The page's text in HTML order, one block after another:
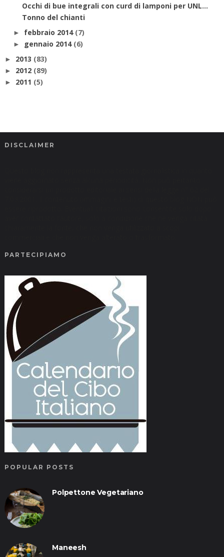
Occhi di bue integrali con curd di lamponi per UNL...
Tonno del chianti
► febbraio 2014 (7)
► gennaio 2014 (6)
► 2013 (83)
► 2012 (89)
► 2011 (5)
DISCLAIMER
PARTECIPIAMO
POPULAR POSTS
Polpettone Vegetariano
Maneesh